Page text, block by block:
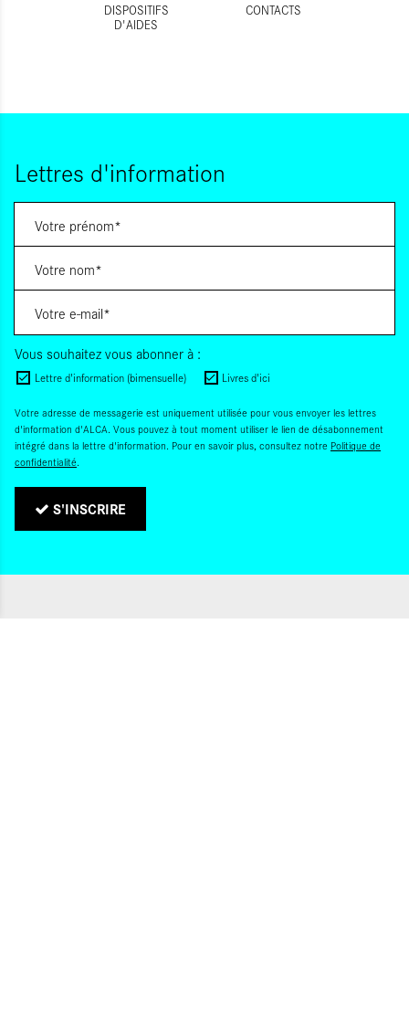
DISPOSITIFS
D'AIDES
CONTACTS
Lettres d'information
Vous souhaitez vous abonner à :
Lettre d'information (bimensuelle) Livres d'ici
Votre adresse de messagerie est uniquement utilisée pour vous envoyer les lettres
d'information d'ALCA. Vous pouvez à tout moment utiliser le lien de désabonnement
intégré dans la lettre d'information. Pour en savoir plus, consultez notre Politique de
confidentialité.
S'INSCRIRE